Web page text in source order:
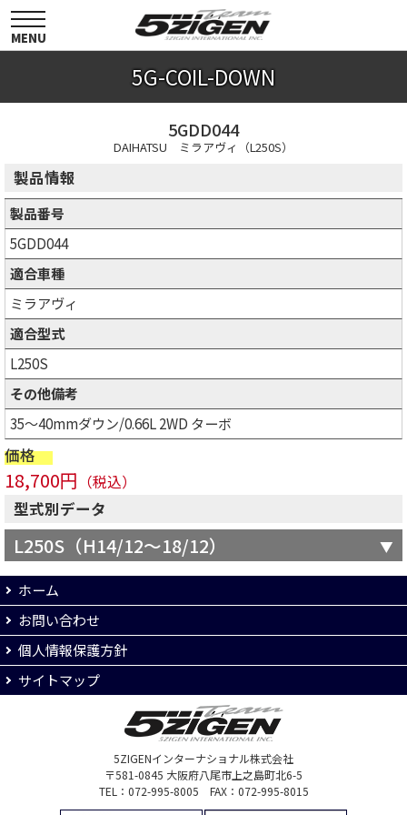
toggle
navigation
MENU
5G-COIL-DOWN
5GDD044
DAIHATSU ミラアヴィ（L250S）
製品情報
製品番号
5GDD044
適合車種
ミラアヴィ
適合型式
L250S
その他備考
35～40mmダウン/0.66L 2WD ターボ
価格
18,700円 （税込）
型式別データ
L250S（H14/12～18/12）
ホーム
お問い合わせ
個人情報保護方針
サイトマップ
5ZIGENインターナショナル株式会社
〒581-0845 大阪府八尾市上之島町北6-5
TEL：072-995-8005 FAX：072-995-8015